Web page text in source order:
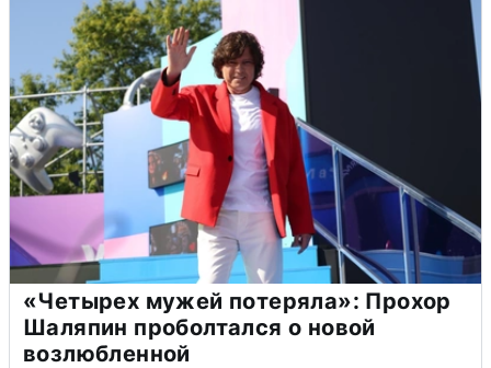
«Четырех мужей потеряла»: Прохор
Шаляпин проболтался о новой
возлюбленной